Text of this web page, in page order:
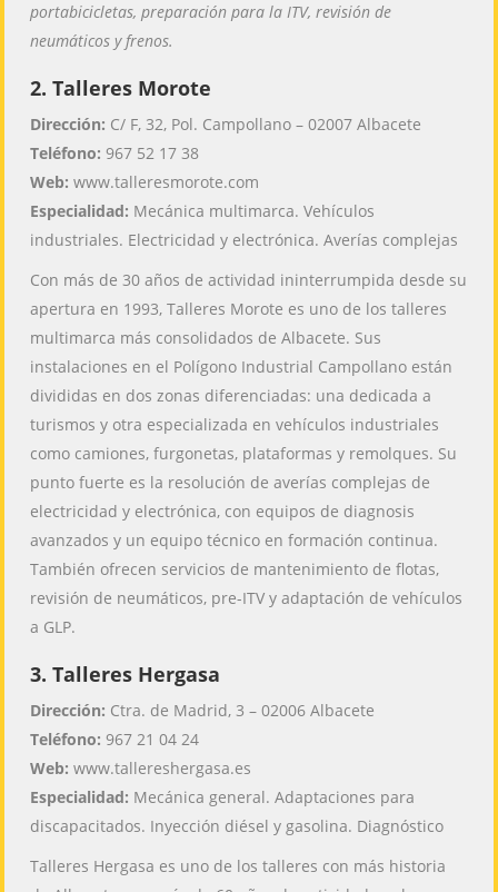
portabicicletas, preparación para la ITV, revisión de
neumáticos y frenos.
2. Talleres Morote
Dirección: C/ F, 32, Pol. Campollano – 02007 Albacete
Teléfono: 967 52 17 38
Web: www.talleresmorote.com
Especialidad: Mecánica multimarca. Vehículos
industriales. Electricidad y electrónica. Averías complejas
Con más de 30 años de actividad ininterrumpida desde su
apertura en 1993, Talleres Morote es uno de los talleres
multimarca más consolidados de Albacete. Sus
instalaciones en el Polígono Industrial Campollano están
divididas en dos zonas diferenciadas: una dedicada a
turismos y otra especializada en vehículos industriales
como camiones, furgonetas, plataformas y remolques. Su
punto fuerte es la resolución de averías complejas de
electricidad y electrónica, con equipos de diagnosis
avanzados y un equipo técnico en formación continua.
También ofrecen servicios de mantenimiento de flotas,
revisión de neumáticos, pre-ITV y adaptación de vehículos
a GLP.
3. Talleres Hergasa
Dirección: Ctra. de Madrid, 3 – 02006 Albacete
Teléfono: 967 21 04 24
Web: www.tallereshergasa.es
Especialidad: Mecánica general. Adaptaciones para
discapacitados. Inyección diésel y gasolina. Diagnóstico
Talleres Hergasa es uno de los talleres con más historia